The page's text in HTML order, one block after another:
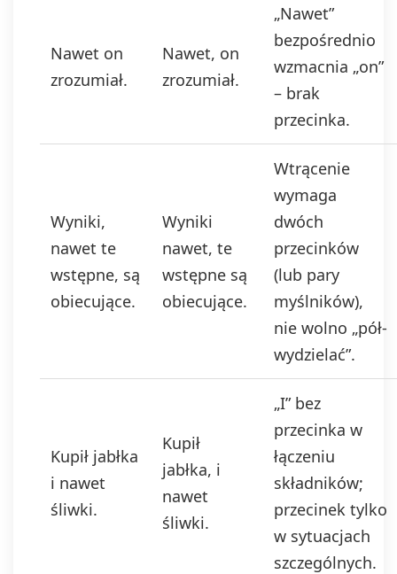
Nawet on
zrozumiał.
Nawet, on
zrozumiał.
„Nawet”
bezpośrednio
wzmacnia „on”
– brak
przecinka.
Wyniki,
nawet te
wstępne, są
obiecujące.
Wyniki
nawet, te
wstępne są
obiecujące.
Wtrącenie
wymaga
dwóch
przecinków
(lub pary
myślników),
nie wolno „pół-
wydzielać”.
Kupił jabłka
i nawet
śliwki.
Kupił
jabłka, i
nawet
śliwki.
„I” bez
przecinka w
łączeniu
składników;
przecinek tylko
w sytuacjach
szczególnych.